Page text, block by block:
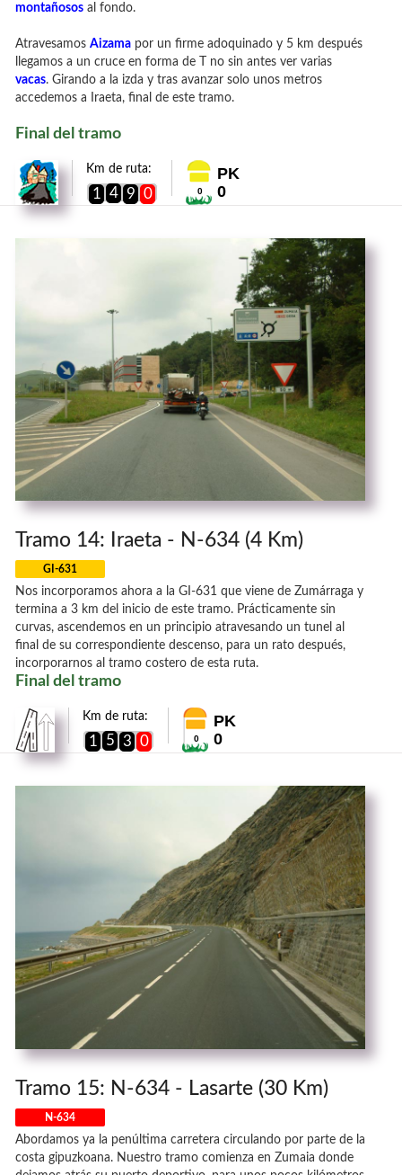
montañosos al fondo.
Atravesamos Aizama por un firme adoquinado y 5 km después
llegamos a un cruce en forma de T no sin antes ver varias
vacas. Girando a la izda y tras avanzar solo unos metros
accedemos a Iraeta, final de este tramo.
Final del tramo
Km de ruta:
1 4 9 0 0
PK
0
Tramo 14: Iraeta - N-634 (4 Km)
GI-631
Nos incorporamos ahora a la GI-631 que viene de Zumárraga y
termina a 3 km del inicio de este tramo. Prácticamente sin
curvas, ascendemos en un principio atravesando un tunel al
final de su correspondiente descenso, para un rato después,
incorporarnos al tramo costero de esta ruta.
Final del tramo
Km de ruta:
1 5 3 0 0
PK
0
Tramo 15: N-634 - Lasarte (30 Km)
N-634
Abordamos ya la penúltima carretera circulando por parte de la
costa gipuzkoana. Nuestro tramo comienza en Zumaia donde